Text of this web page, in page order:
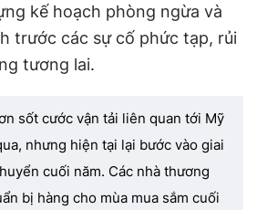
kế hoạch phòng ngừa và
trước các sự cố phức tạp, rủi
tương lai.
sốt cước vận tải liên quan tới Mỹ
nhưng hiện tại lại bước vào giai
cuối năm. Các nhà thương
bị hàng cho mùa mua sắm cuối